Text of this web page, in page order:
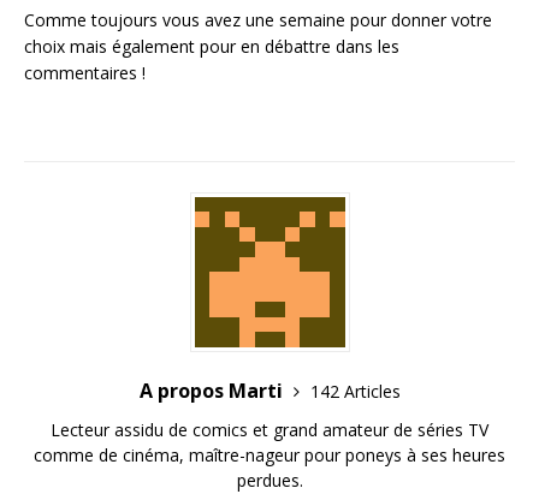
Comme toujours vous avez une semaine pour donner votre
choix mais également pour en débattre dans les
commentaires !
A propos Marti
142 Articles
Lecteur assidu de comics et grand amateur de séries TV
comme de cinéma, maître-nageur pour poneys à ses heures
perdues.